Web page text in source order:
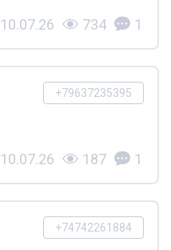
10.07.26 734 1
+79637235395
10.07.26 187 1
+74742261884